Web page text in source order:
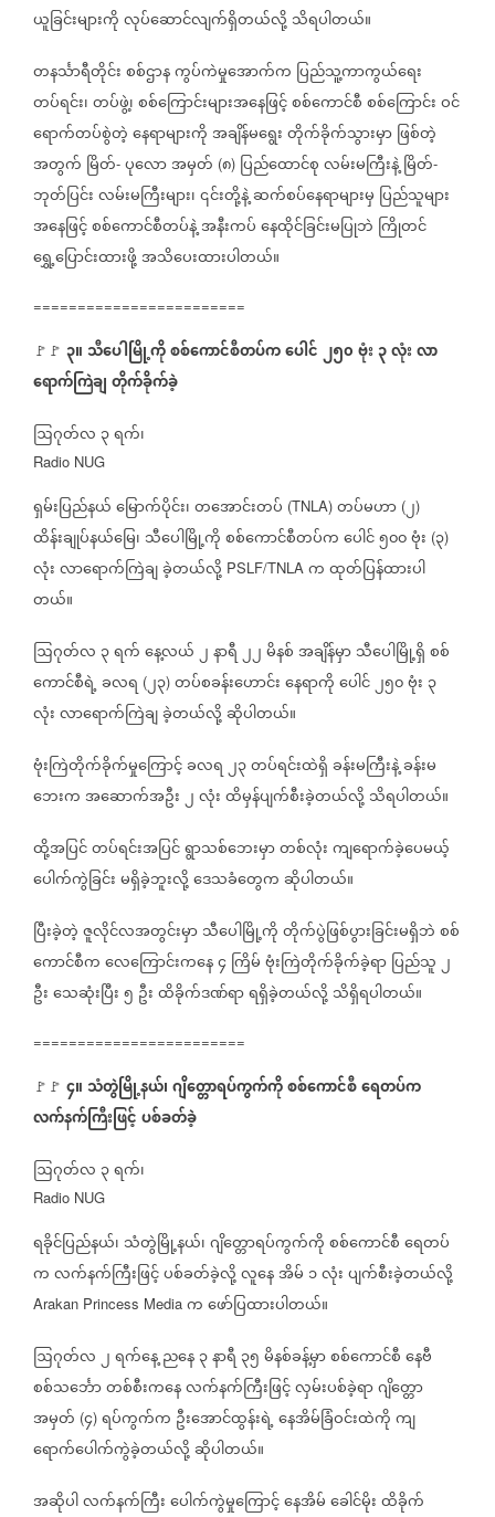
ယူခြင်းများကိုလုပ်ဆောင်လျက်ရှိတယ်လို့သိရပါတယ်။
တနင်္သာရီတိုင်းစစ်ဌာနကွပ်ကဲမှုအောက်က ပြည်သူ့ကာကွယ်‌ရေး
တပ်ရင်း၊တပ်ဖွဲ့၊စစ်ကြောင်းများအနေဖြင့်စစ်ကောင်စီစစ်ကြောင်းဝင်
ရောက်တပ်စွဲတဲ့နေရာများကိုအချိန်မရွေးတိုက်ခိုက်သွားမှာဖြစ်တဲ့
အတွက် မြိတ်- ပုလောအမှတ် (၈) ပြည်ထောင်စုလမ်းမကြီးနဲ့မြိတ်-
ဘုတ်ပြင်းလမ်းမကြီးများ၊၎င်းတို့နဲ့ဆက်စပ်နေရာများမှ ပြည်သူများ
အနေဖြင့်စစ်ကောင်စီတပ်နဲ့အနီးကပ်နေထိုင်ခြင်းမပြုဘဲ ကြိုတင်
ရွှေ့ပြောင်းထားဖို့အသိပေးထားပါတယ်။
========================
🚩🚩 ၃။သီပေါမြို့ကိုစစ်ကောင်စီတပ်ကပေါင်၂၅၀ဗုံး၃လုံးလာ
ရောက်ကြဲချတိုက်ခိုက်ခဲ့
ဩဂုတ်လ ၃ရက်၊
Radio NUG
ရှမ်းပြည်နယ်မြောက်ပိုင်း၊တအောင်းတပ် (TNLA) တပ်မဟာ (၂)
ထိန်းချုပ်နယ်မြေ၊ သီပေါမြို့ကိုစစ်ကောင်စီတပ်ကပေါင်၅၀၀ဗုံး (၃)
လုံးလာရောက်ကြဲချခဲ့တယ်လို့ PSLF/TNLA ကထုတ်ပြန်ထားပါ
တယ်။
ဩဂုတ်လ ၃ရက်နေ့လယ်၂နာရီ၂၂မိနစ်အချိန်မှာသီပေါမြို့ရှိစစ်
ကောင်စီရဲ့ခလရ (၂၃) တပ်စခန်းဟောင်းနေရာကိုပေါင်၂၅၀ဗုံး ၃
လုံးလာရောက်ကြဲချခဲ့တယ်လို့ဆိုပါတယ်။
ဗုံးကြဲတိုက်ခိုက်မှုကြောင့်ခလရ၂၃တပ်ရင်းထဲရှိခန်းမကြီးနဲ့ခန်းမ
ဘေးကအဆောက်အဦး၂လုံးထိမှန်ပျက်စီးခဲ့တယ်လို့သိရပါတယ်။
ထို့အပြင်တပ်ရင်းအပြင်ရွာသစ်ဘေးမှာတစ်လုံးကျရောက်ခဲ့ပေမယ့်
ပေါက်ကွဲခြင်းမရှိခဲ့ဘူးလို့ဒေသခံတွေကဆိုပါတယ်။
ပြီးခဲ့တဲ့ဇူလိုင်လအတွင်းမှာသီပေါမြို့ကိုတိုက်ပွဲဖြစ်ပွားခြင်းမရှိဘဲစစ်
ကောင်စီကလေကြောင်းကနေ၄ ကြိမ်ဗုံးကြဲတိုက်ခိုက်ခဲ့ရာပြည်သူ၂
ဦးသေဆုံးပြီး၅ ဦးထိခိုက်ဒဏ်ရာရရှိခဲ့တယ်လို့သိရှိရပါတယ်။
========================
🚩🚩 ၄။သံတွဲမြို့နယ်၊ဂျိတ္တောရပ်ကွက်ကိုစစ်ကောင်စီရေတပ်က
လက်နက်ကြီးဖြင့်ပစ်ခတ်ခဲ့
ဩဂုတ်လ ၃ရက်၊
Radio NUG
ရခိုင်ပြည်နယ်၊ သံတွဲမြို့နယ်၊ဂျိတ္တောရပ်ကွက်ကိုစစ်ကောင်စီရေတပ်
ကလက်နက်ကြီးဖြင့်ပစ်ခတ်ခဲ့လို့လူနေအိမ် ၁လုံးပျက်စီးခဲ့တယ်လို့
Arakan Princess Media ကဖော်ပြထားပါတယ်။
ဩဂုတ်လ၂ရက်နေ့ညနေ၃နာရီ ၃၅မိနစ်ခန့်မှာစစ်ကောင်စီနေဗီ
စစ်သင်္ဘောတစ်စီးကနေလက်နက်ကြီးဖြင့်လှမ်းပစ်ခဲ့ရာဂျိတ္တော
အမှတ် (၄) ရပ်ကွက်က ဦးအောင်ထွန်းရဲ့နေအိမ်ခြံဝင်းထဲကိုကျ
ရောက်ပေါက်ကွဲခဲ့တယ်လို့ဆိုပါတယ်။
အဆိုပါလက်နက်ကြီးပေါက်ကွဲမှုကြောင့်နေအိမ်ခေါင်မိုးထိခိုက်